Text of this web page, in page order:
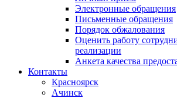
Электронные обращения
Письменные обращения
Порядок обжалования
Оценить работу
реализации
Анкета качества
Контакты
Красноярск
Ачинск